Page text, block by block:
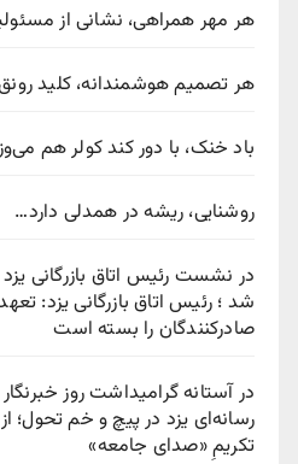
هر مهر همراهی، نشانی از
هر تصمیم هوشمندانه، کلید
باد خنک، با دور کند کولر هم
روشنایی، ریشه در همدلی دارد…
در نشست رئیس اتاق بازرگانی
شد ؛ رئیس اتاق بازرگانی یزد:
صادرکنندگان را بسته است
در آستانه گرامیداشت روز
رسانه‌ای یزد در پیچ‌ و خم تحول؛
تکریمِ «صدای جامعه»